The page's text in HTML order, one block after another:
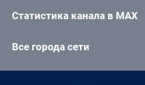
Статистика канала в MAX
Все города сети